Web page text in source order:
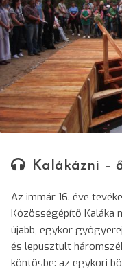
Kalákázni –
Az immár 16. éve
Közösségépítő Kaláka
újabb, egykor
és lepusztult
köntösbe: az egykori